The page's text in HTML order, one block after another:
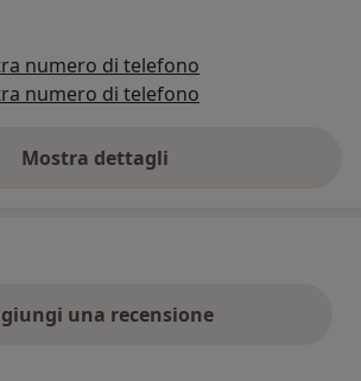
numero di telefono
numero di telefono
Mostra dettagli
sull'indirizzo
una recensione